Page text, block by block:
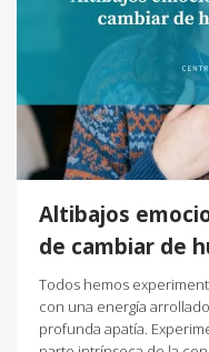
Altibajos
de cambiar de
Todos hemos
con una energía
profunda apatía.